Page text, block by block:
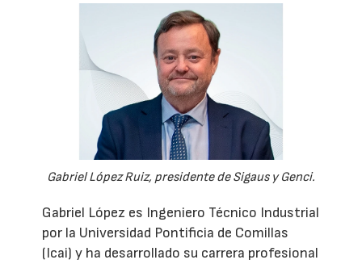
Gabriel López Ruiz, presidente de Sigaus y Genci.
Gabriel López es Ingeniero Técnico Industrial
por la Universidad Pontificia de Comillas
(Icai) y ha desarrollado su carrera profesional